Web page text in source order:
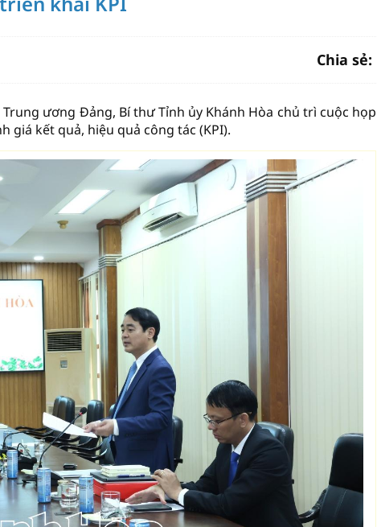
Chia sẻ:
ương Đảng, Bí thư Tỉnh ủy Khánh Hòa chủ trì cuộc họp
giá kết quả, hiệu quả công tác (KPI).